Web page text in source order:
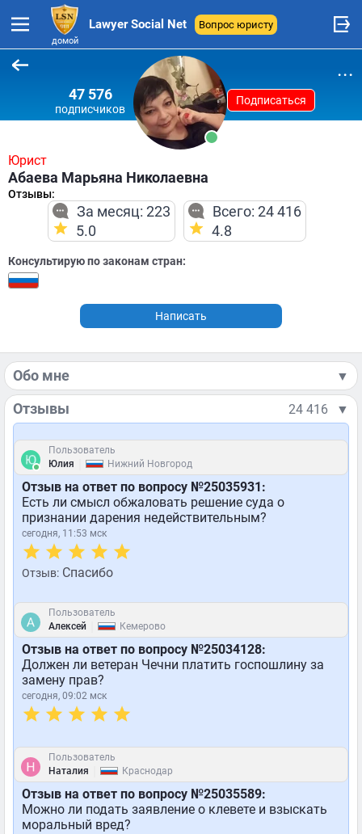
домой
Lawyer Social Net Вопрос юристу
47 576
подписчиков
Подписаться
...
Юрист
Абаева Марьяна Николаевна
Отзывы:
За месяц: 223
5.0
Всего: 24 416
4.8
Консультирую по законам стран:
Написать
Обо мне ▼
Отзывы 24 416 ▼
Пользователь
Юлия
Нижний Новгород
Отзыв на ответ по вопросу №25035931:
Есть ли смысл обжаловать решение суда о
признании дарения недействительным?
сегодня, 11:53 мск
Отзыв: Спасибо
Пользователь
Алексей
Кемерово
Отзыв на ответ по вопросу №25034128:
Должен ли ветеран Чечни платить госпошлину за
замену прав?
сегодня, 09:02 мск
Пользователь
Наталия
Краснодар
Отзыв на ответ по вопросу №25035589:
Можно ли подать заявление о клевете и взыскать
моральный вред?